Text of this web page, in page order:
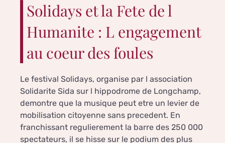
Solidays et la Fete de l
Humanite : L engagement
au coeur des foules
Le festival Solidays, organise par l association
Solidarite Sida sur l hippodrome de Longchamp,
demontre que la musique peut etre un levier de
mobilisation citoyenne sans precedent. En
franchissant regulierement la barre des 250 000
spectateurs, il se hisse sur le podium des plus